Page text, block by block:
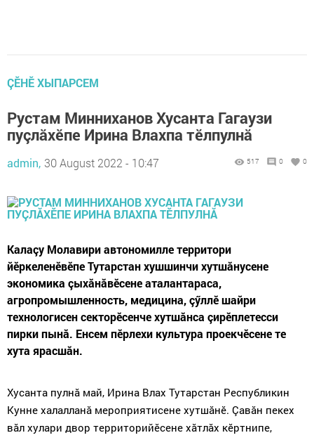
ÇӖНӖ ХЫПАРСЕМ
Рустам Минниханов Хусанта Гагаузи
пуçлăхӗпе Ирина Влахпа тӗлпулнă
admin, 30 August 2022 - 10:47 517 0 0
Калаçу Молавири автономилле территори
йӗркеленӗвӗпе Тутарстан хушшинчи хутшăнусене
экономика çыхăнăвӗсене аталантараса,
агропромышленность, медицина, çӳллӗ шайри
технологисен секторӗсенче хутшăнса çирӗплетесси
пирки пынă. Енсем пӗрлехи культура проекчӗсене те
хута ярасшăн.
Хусанта пулнă май, Ирина Влах Тутарстан Республикин
Кунне халалланă мероприятисене хутшăнӗ. Çавăн пекех
вăл хулари двор территорийӗсене хăтлăх кӗртнипе,